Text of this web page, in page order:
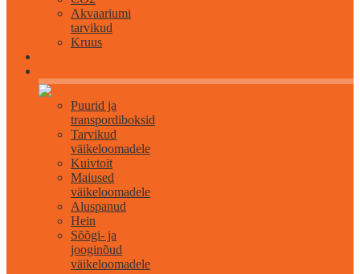
Akvaariumi
tarvikud
Kruus
Puurid ja
transpordiboksid
Tarvikud
väikeloomadele
Kuivtoit
Maiused
väikeloomadele
Aluspanud
Hein
Sõõgi- ja
jooginõud
väikeloomadele